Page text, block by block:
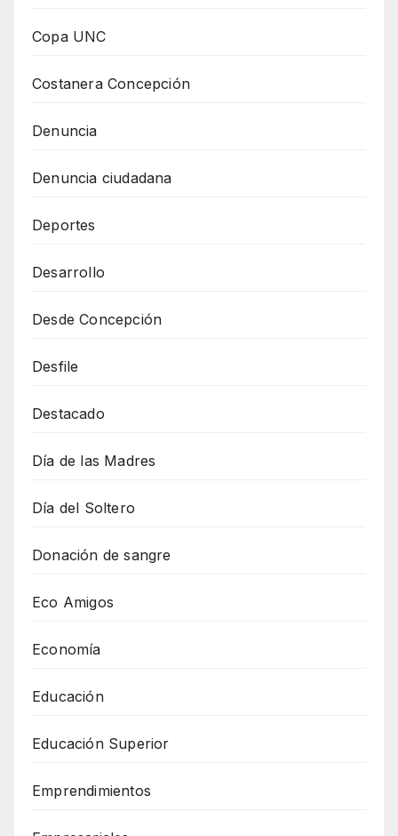
Copa UNC
Costanera Concepción
Denuncia
Denuncia ciudadana
Deportes
Desarrollo
Desde Concepción
Desfile
Destacado
Día de las Madres
Día del Soltero
Donación de sangre
Eco Amigos
Economía
Educación
Educación Superior
Emprendimientos